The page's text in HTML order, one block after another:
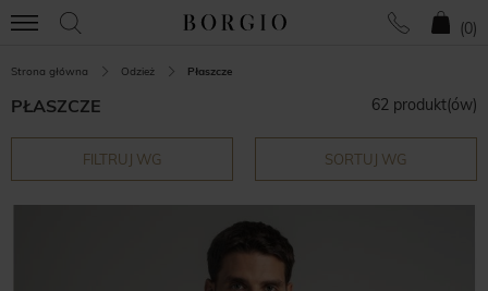
(0)
Strona główna Odzież Płaszcze
PŁASZCZE
FILTRUJ WG SORTUJ WG
62 produkt(ów)